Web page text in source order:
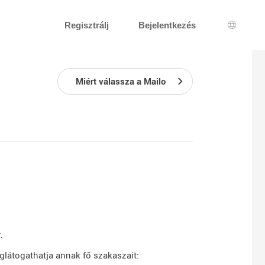
Regisztrálj Bejelentkezés
Nyelv
Miért válassza a Mailo
.
annak fő szakaszait: